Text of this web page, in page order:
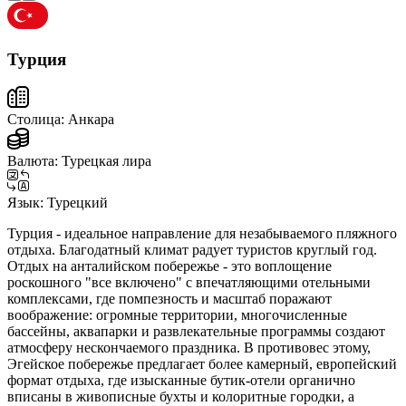
Турция
Столица: Анкара
Валюта: Турецкая лира
Язык: Турецкий
Турция - идеальное направление для незабываемого пляжного
отдыха. Благодатный климат радует туристов круглый год.
Отдых на анталийском побережье - это воплощение
роскошного "все включено" с впечатляющими отельными
комплексами, где помпезность и масштаб поражают
воображение: огромные территории, многочисленные
бассейны, аквапарки и развлекательные программы создают
атмосферу нескончаемого праздника. В противовес этому,
Эгейское побережье предлагает более камерный, европейский
формат отдыха, где изысканные бутик-отели органично
вписаны в живописные бухты и колоритные городки, а